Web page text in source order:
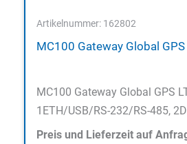
Artikelnummer: 162802
MC100 Gateway Global GPS
MC100 Gateway Global GPS
1ETH/USB/RS-232/RS-485,
Preis und Lieferzeit auf